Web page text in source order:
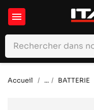

Accueil ... BATTERIE